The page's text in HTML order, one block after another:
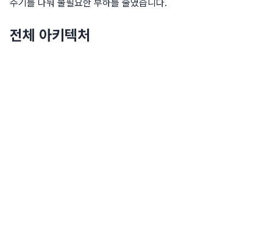
주기를 나눠 불필요한 부하를 줄였습니다.
전체 아키텍처